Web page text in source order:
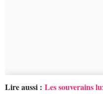
Lire aussi : Les souverains